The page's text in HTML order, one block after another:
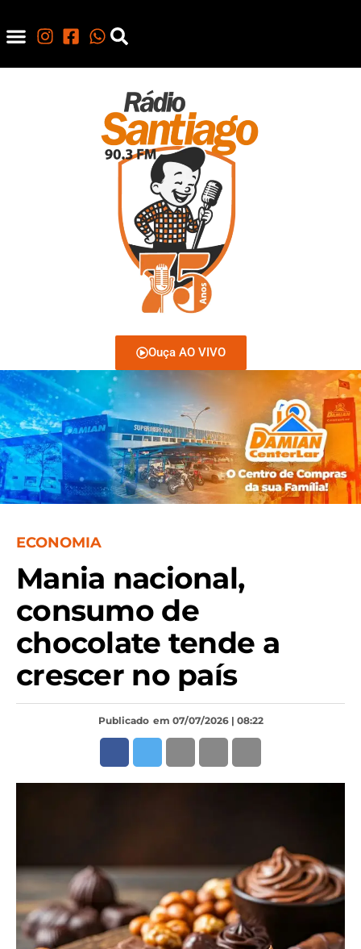
Ouça AO VIVO
ECONOMIA
Mania nacional,
consumo de
chocolate tende a
crescer no país
Publicado em 07/07/2026 | 08:22